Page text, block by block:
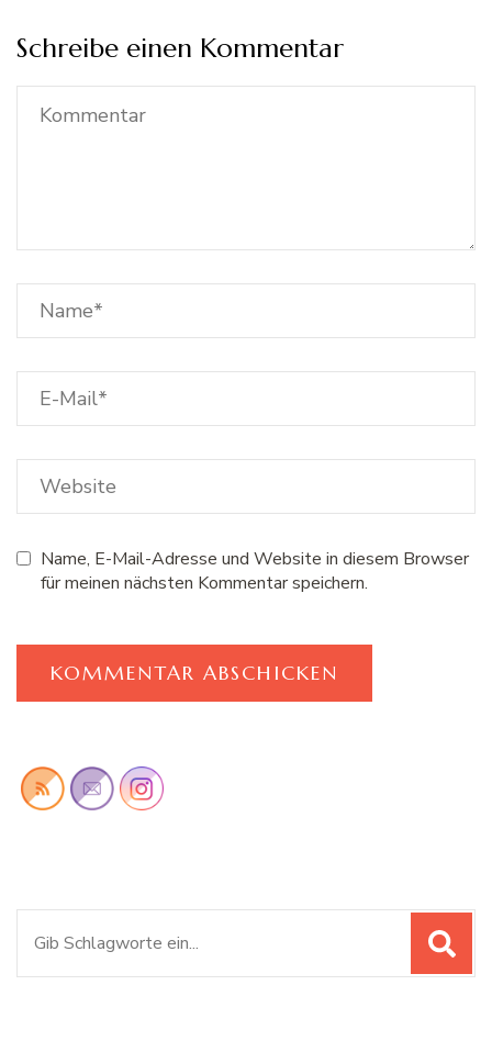
Schreibe einen Kommentar
Name, E-Mail-Adresse und Website in diesem Browser
für meinen nächsten Kommentar speichern.